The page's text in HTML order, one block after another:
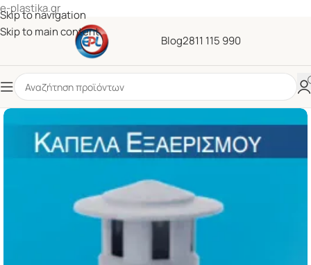
e-plastika.gr
Skip to navigation
Skip to main content
Blog2811 115 990